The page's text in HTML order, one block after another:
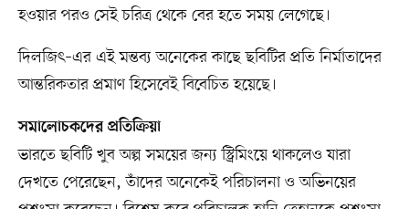
হওয়ার পরও সেই চরিত্র থেকে বের হতে সময় লেগেছে।
দিলজিৎ–এর এই মন্তব্য অনেকের কাছে ছবিটির প্রতি নির্মাতাদের
আন্তরিকতার প্রমাণ হিসেবেই বিবেচিত হয়েছে।
সমালোচকদের প্রতিক্রিয়া
ভারতে ছবিটি খুব অল্প সময়ের জন্য স্ট্রিমিংয়ে থাকলেও যারা
দেখতে পেরেছেন, তাঁদের অনেকেই পরিচালনা ও অভিনয়ের